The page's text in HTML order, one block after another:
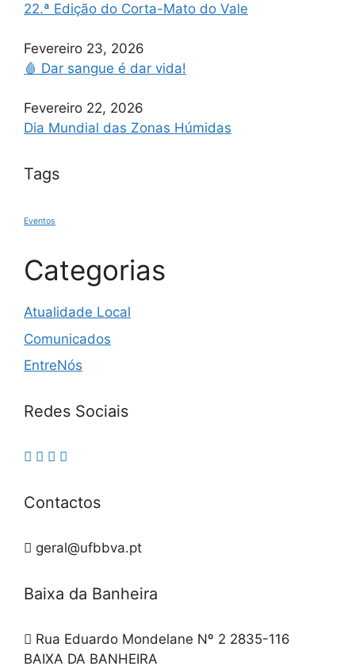
22.ª Edição do Corta-Mato do Vale
Fevereiro 23, 2026
🩸 Dar sangue é dar vida!
Fevereiro 22, 2026
Dia Mundial das Zonas Húmidas
Tags
Eventos
Categorias
Atualidade Local
Comunicados
EntreNós
Redes Sociais
Contactos
geral@ufbbva.pt
Baixa da Banheira
Rua Eduardo Mondelane Nº 2 2835-116
BAIXA DA BANHEIRA